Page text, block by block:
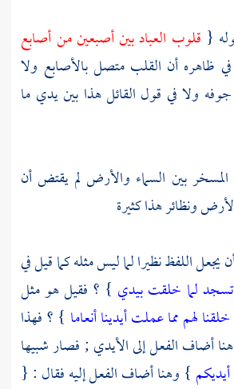
{ قلوب العباد بين أصبعين من أصابع
ظاهره أن القلب متصل بالأصابع ولا
جوفه ولا في قول القائل هذا بين يدي ما
بين السماء والأرض لم يقتض أن
ونظائر هذا كثيرة
يجعل اللفظ نظيرا لما ليس مثله كما قيل في
لما خلقت بيدي } ؟ فقيل هو مثل
خلقنا لهم مما عملت أيدينا أنعاما } ؟ فهذا
أضاف الفعل إلى الأيدي ; فصار شبيها
} وهنا أضاف الفعل إليه فقال : {